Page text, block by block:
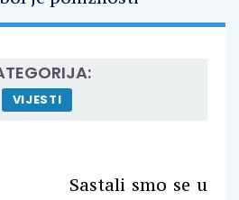
VIJESTI
Sastali smo se u